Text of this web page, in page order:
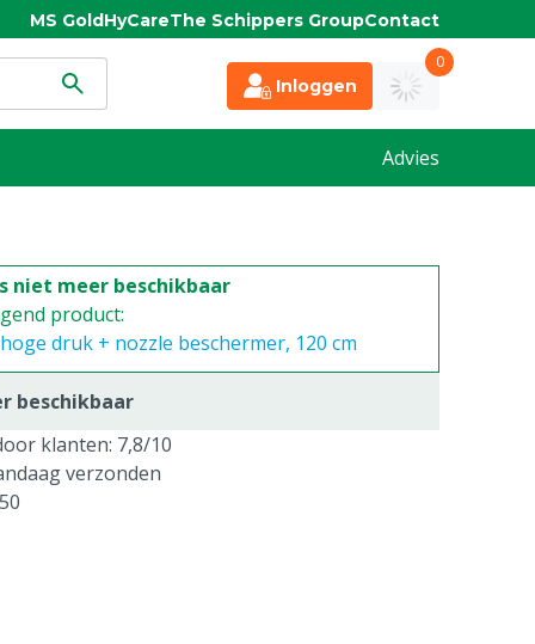
MS GoldHyCareThe Schippers GroupContact
Inloggen
0
Advies
niet meer beschikbaar
product:
druk + nozzle beschermer, 120 cm
beschikbaar
klanten: 7,8/10
verzonden